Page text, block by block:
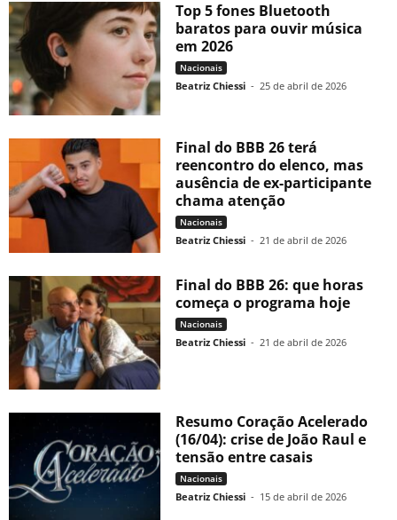
Top 5 fones Bluetooth
baratos para ouvir música
em 2026
Nacionais
Beatriz Chiessi - 25 de abril de 2026
Final do BBB 26 terá
reencontro do elenco, mas
ausência de ex-participante
chama atenção
Nacionais
Beatriz Chiessi - 21 de abril de 2026
Final do BBB 26: que horas
começa o programa hoje
Nacionais
Beatriz Chiessi - 21 de abril de 2026
Resumo Coração Acelerado
(16/04): crise de João Raul e
tensão entre casais
Nacionais
Beatriz Chiessi - 15 de abril de 2026